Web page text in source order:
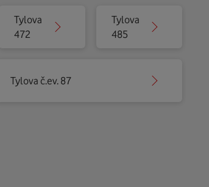
Tylova
472
Tylova
485
Tylova č.ev. 87